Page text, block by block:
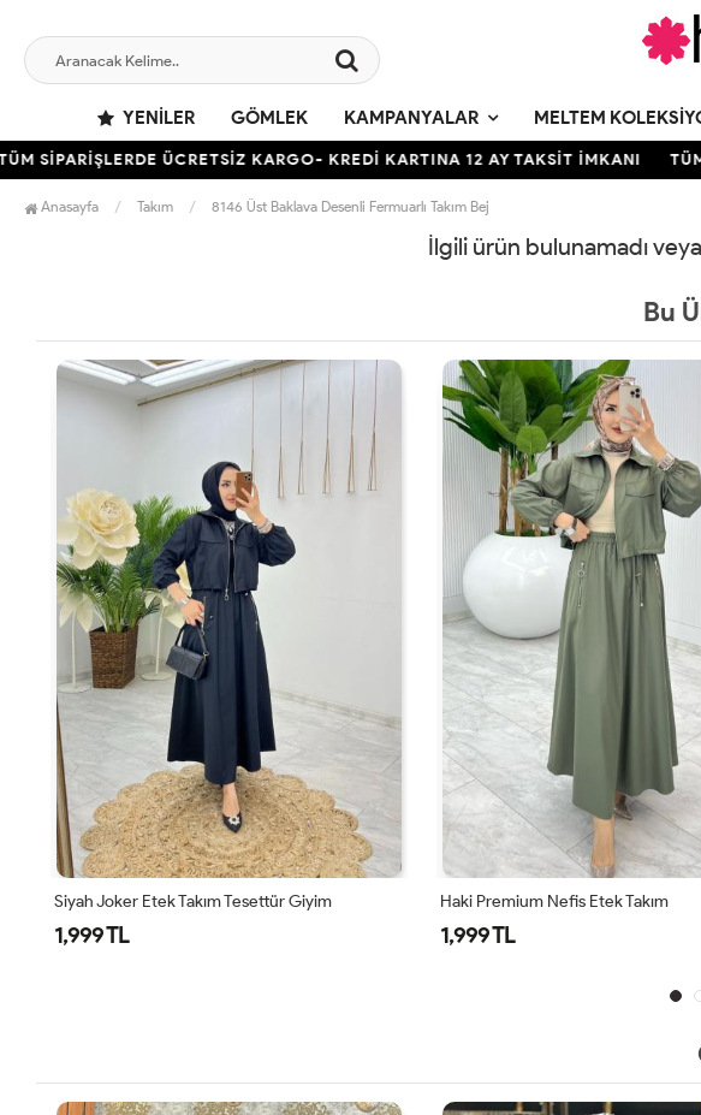
YENILER GÖMLEK KAMPANYALAR MELTEM
SİPARİŞLERDE ÜCRETSİZ KARGO- KREDİ KARTINA 12 AY TAKSİT İMKANI TÜM
Anasayfa Takım 8146 Üst Baklava Desenli Fermuarlı Takım Bej
İlgili ürün bulunamadı
Bu
Siyah Joker Etek Takım Tesettür Giyim
1,999 TL
Haki Premium Nefis Etek Takım
1,999 TL